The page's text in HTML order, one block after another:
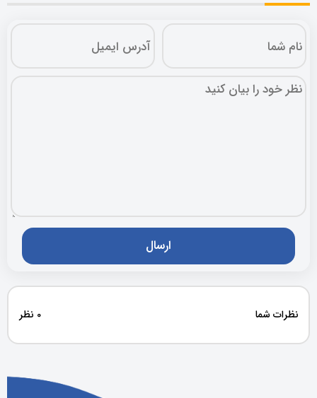
نظرات شما 0 نظر